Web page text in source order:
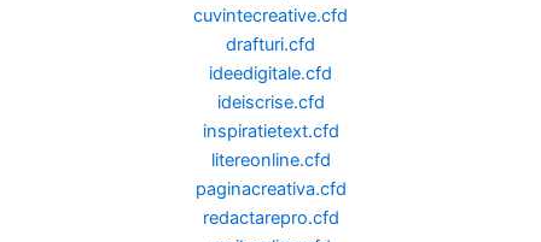
cuvintecreative.cfd
drafturi.cfd
ideedigitale.cfd
ideiscrise.cfd
inspiratietext.cfd
litereonline.cfd
paginacreativa.cfd
redactarepro.cfd